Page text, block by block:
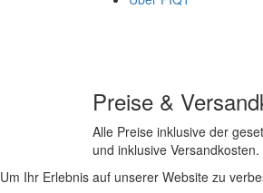
Preise &
Alle Preise inklusive der
und inklusive Versandkosten.
Um Ihr Erlebnis auf unserer Website zu